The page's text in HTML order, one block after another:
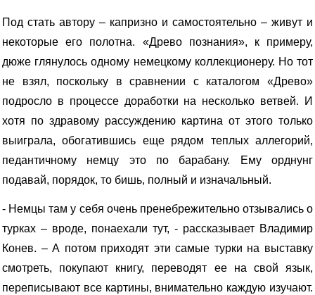
Под стать автору – капризно и самостоятельно – живут и
некоторые его полотна. «Древо познания», к примеру,
дюже глянулось одному немецкому коллекционеру. Но тот
не взял, поскольку в сравнении с каталогом «Древо»
подросло в процессе доработки на несколько ветвей. И
хотя по здравому рассуждению картина от этого только
выиграла, обогатившись еще рядом теплых аллегорий,
педантичному немцу это по барабану. Ему орднунг
подавай, порядок, то бишь, полный и изначальный.
- Немцы там у себя очень пренебрежительно отзывались о
турках – вроде, понаехали тут, - рассказывает Владимир
Конев. – А потом приходят эти самые турки на выставку
смотреть, покупают книгу, переводят ее на свой язык,
переписывают все картины, внимательно каждую изучают.